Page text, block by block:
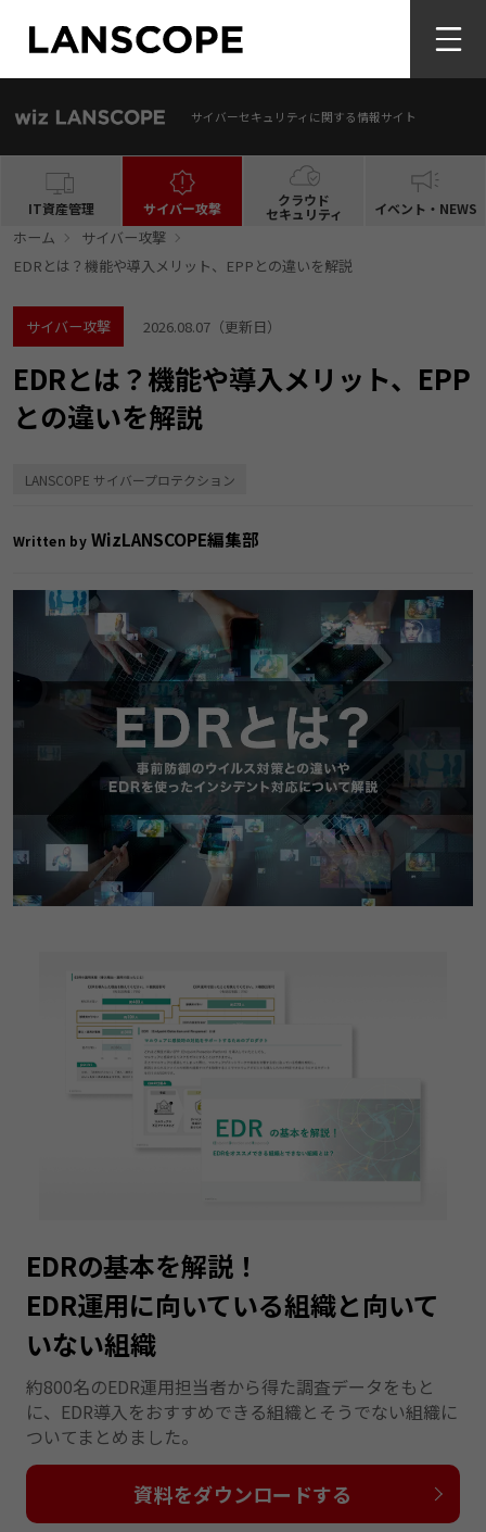
サイバーセキュリティに関する情報サイト
IT資産管理 サイバー攻撃 クラウド
セキュリティ イベント・NEWS
ホーム
サイバー攻撃
EDRとは？機能や導入メリット、EPPとの違いを解説
サイバー攻撃 2026.08.07（更新日）
EDRとは？機能や導入メリット、EPP
との違いを解説
LANSCOPE サイバープロテクション
Written byWizLANSCOPE編集部
EDRの基本を解説！
EDR運用に向いている組織と向いて
いない組織
約800名のEDR運用担当者から得た調査データをもと
に、EDR導入をおすすめできる組織とそうでない組織に
ついてまとめました。
資料をダウンロードする